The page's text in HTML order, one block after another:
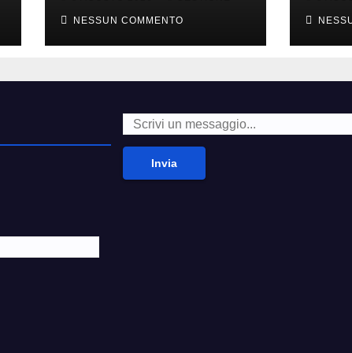
diedi alla moda’
NESSUN COMMENTO
Invia